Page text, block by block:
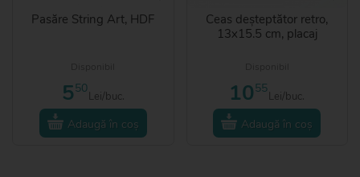
Pasăre String Art, HDF
550
Lei/buc.
Adaugă în coș
Ceas deșteptător retro,
13x15.5 cm, placaj
1055
Lei/buc.
Adaugă în coș